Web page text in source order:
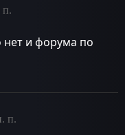
п.
нет и форума по
п.